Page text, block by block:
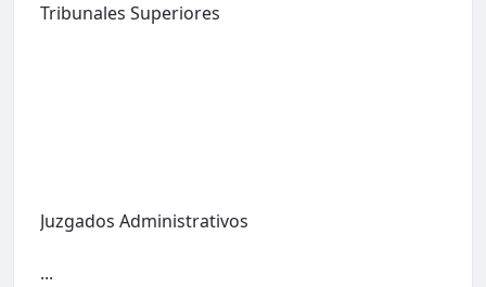
Tribunales Superiores
Juzgados Administrativos
...